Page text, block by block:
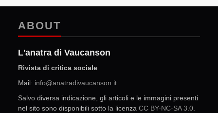
ABOUT
L'anatra di Vaucanson
Rivista di critica sociale
Mail: info@anatradivaucanson.it
Salvo diversa indicazione, gli articoli e le immagini presenti
nel sito sono disponibili sotto la licenzaCC BY-NC-SA 3.0